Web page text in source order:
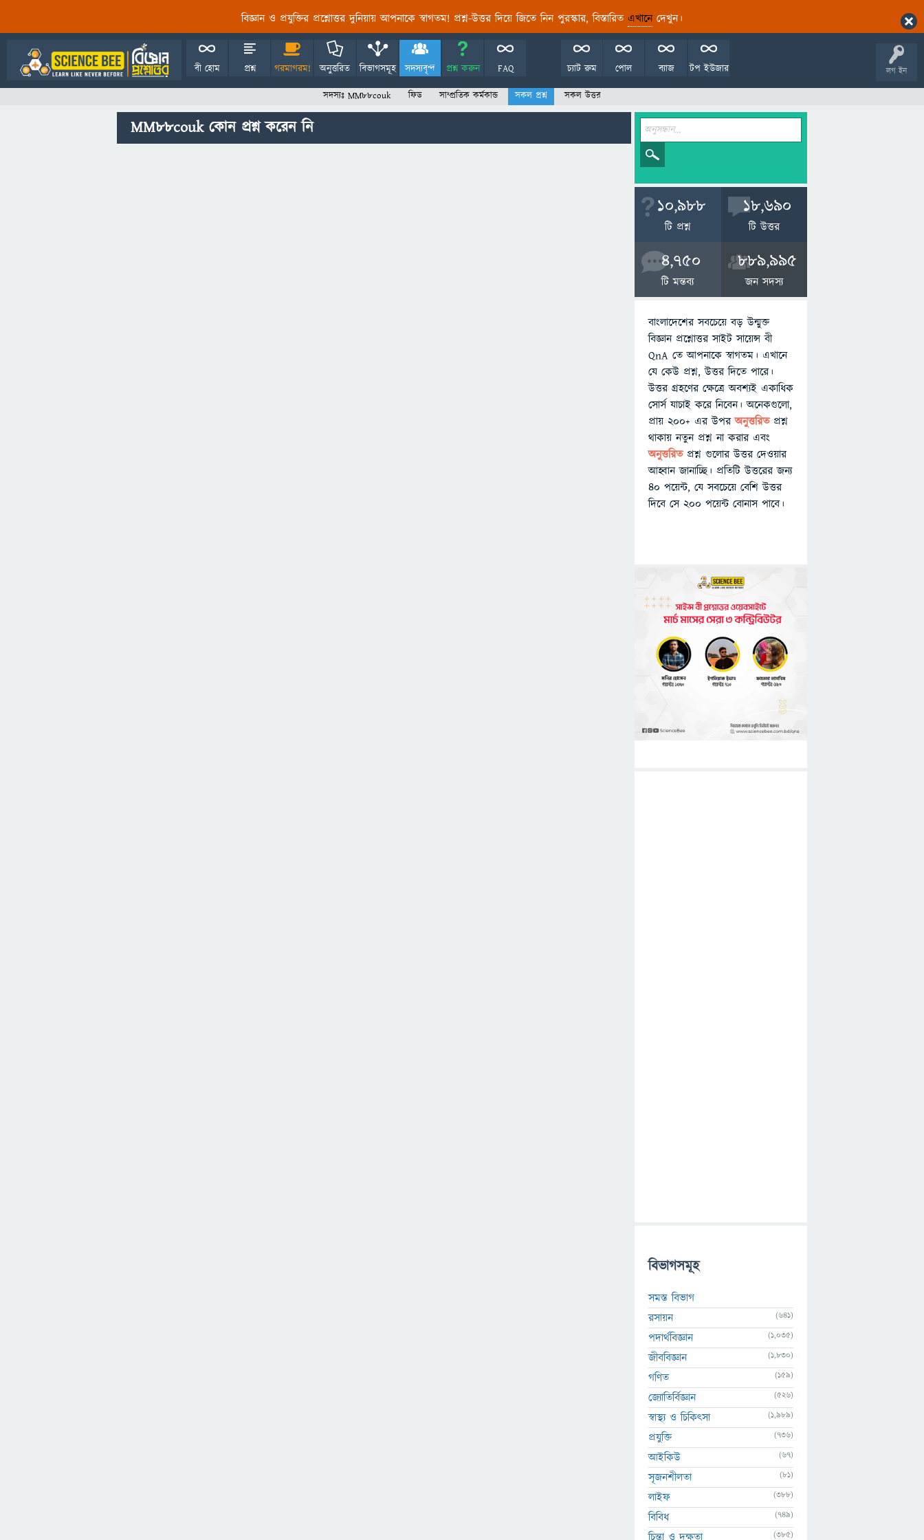
বিজ্ঞান ও প্রযুক্তির প্রশ্নোত্তর দুনিয়ায় আপনাকে স্বাগতম! প্রশ্ন-উত্তর দিয়ে জিতে নিন পুরস্কার, বিস্তারিত এখানেদেখুন।
লগ ইন
বী হোম প্রশ্ন গরমাগরম! অনুত্তরিত বিভাগসমূহ সদস্যবৃন্দ প্রশ্ন করুন FAQ টপ ইউজার
ব্যাজ
পোল
চ্যাট রুম
সদস্যঃ MM88couk ফিড সাম্প্রতিক কর্মকান্ড সকল প্রশ্ন সকল উত্তর
MM88couk কোন প্রশ্ন করেন নি
10,988
টি প্রশ্ন
18,690
টি উত্তর
4,750
টি মন্তব্য
889,995
জন সদস্য
বাংলাদেশের সবচেয়ে বড় উন্মুক্ত
বিজ্ঞান প্রশ্নোত্তর সাইট সায়েন্স বী
QnA তে আপনাকে স্বাগতম। এখানে
যে কেউ প্রশ্ন, উত্তর দিতে পারে।
উত্তর গ্রহণের ক্ষেত্রে অবশ্যই একাধিক
সোর্স যাচাই করে নিবেন। অনেকগুলো,
প্রায় ২০০+ এর উপরঅনুত্তরিতপ্রশ্ন
থাকায় নতুন প্রশ্ন না করার এবং
অনুত্তরিত প্রশ্ন গুলোর উত্তর দেওয়ার
আহ্বান জানাচ্ছি। প্রতিটি উত্তরের জন্য
৪০ পয়েন্ট, যে সবচেয়ে বেশি উত্তর
দিবে সে ২০০ পয়েন্ট বোনাস পাবে।
বিভাগসমূহ
সমস্ত বিভাগ
রসায়ন
(641)
পদার্থবিজ্ঞান (1,035)
জীববিজ্ঞান (1,830)
গণিত (159)
জ্যোতির্বিজ্ঞান (526)
স্বাস্থ্য ও চিকিৎসা (1,989)
প্রযুক্তি (736)
আইকিউ (67)
সৃজনশীলতা (81)
লাইফ (388)
বিবিধ (749)
চিন্তা ও দক্ষতা (385)